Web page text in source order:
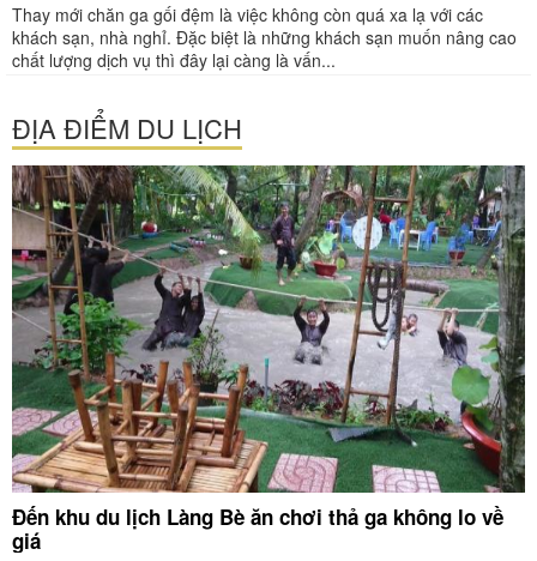
Thay mới chăn ga gối đệm là việc không còn quá xa lạ với các
khách sạn, nhà nghỉ. Đặc biệt là những khách sạn muốn nâng cao
chất lượng dịch vụ thì đây lại càng là vấn...
ĐỊA ĐIỂM DU LỊCH
Đến khu du lịch Làng Bè ăn chơi thả ga không lo về
giá